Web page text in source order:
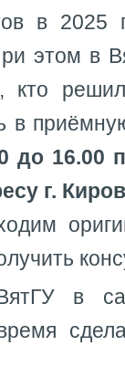
в 2025
этом в
кто
в
до 16.00
г.
в